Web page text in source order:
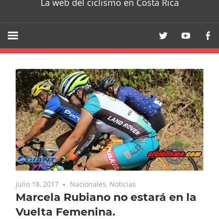
La web del ciclismo en Costa Rica
julio 18, 2017 Nacionales, Noticias
Marcela Rubiano no estará en la
Vuelta Femenina.